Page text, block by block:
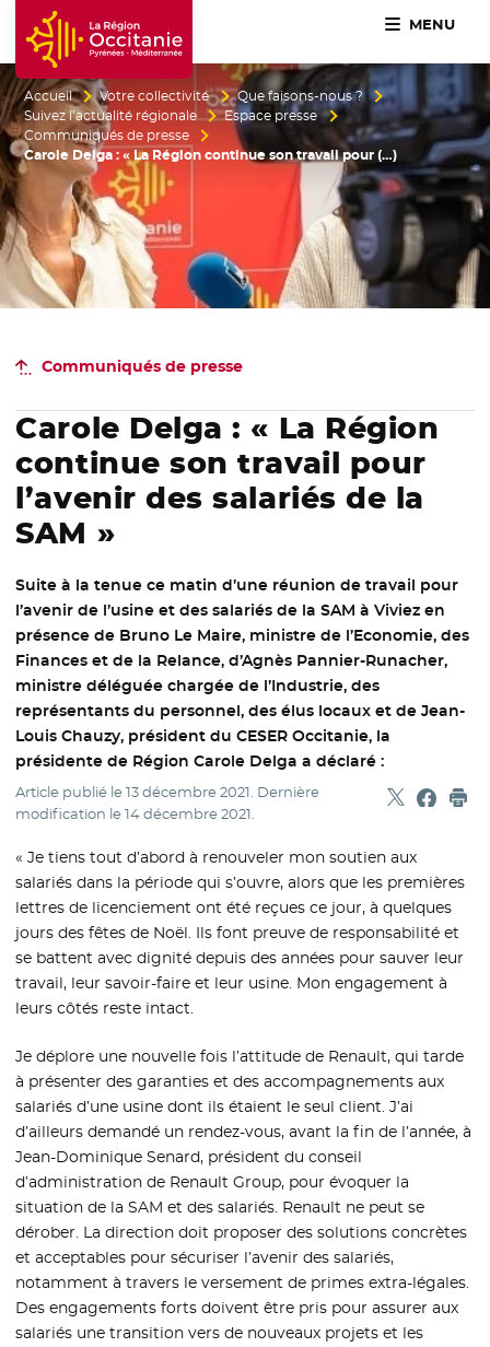
Accueil Région Occitanie / Pyrénées-Méditerranée
MENU
Accueil Votre collectivité
Que faisons-nous ?
Suivez l’actualité régionale
Espace presse
Communiqués de presse
Carole Delga : « La Région continue son travail pour (…)
Communiqués de presse
Carole Delga : « La Région
continue son travail pour
l’avenir des salariés de la
SAM »
Suite à la tenue ce matin d’une réunion de travail pour
l’avenir de l’usine et des salariés de la SAM à Viviez en
présence de Bruno Le Maire, ministre de l’Economie, des
Finances et de la Relance, d’Agnès Pannier-Runacher,
ministre déléguée chargée de l’Industrie, des
représentants du personnel, des élus locaux et de Jean-
Louis Chauzy, président du CESER Occitanie, la
présidente de Région Carole Delga a déclaré :
Article publié le13 décembre 2021. Dernière
modification le14 décembre 2021. Partager
- Nouvelle
-
« Je tiens tout d’abord à renouveler mon soutien aux
salariés dans la période qui s’ouvre, alors que les premières
lettres de licenciement ont été reçues ce jour, à quelques
jours des fêtes de Noël. Ils font preuve de responsabilité et
se battent avec dignité depuis des années pour sauver leur
travail, leur savoir-faire et leur usine. Mon engagement à
leurs côtés reste intact.
Je déplore une nouvelle fois l’attitude de Renault, qui tarde
à présenter des garanties et des accompagnements aux
salariés d’une usine dont ils étaient le seul client. J’ai
d’ailleurs demandé un rendez-vous, avant la fin de l’année, à
Jean-Dominique Senard, président du conseil
d’administration de Renault Group, pour évoquer la
situation de la SAM et des salariés. Renault ne peut se
dérober. La direction doit proposer des solutions concrètes
et acceptables pour sécuriser l’avenir des salariés,
notamment à travers le versement de primes extra-légales.
Des engagements forts doivent être pris pour assurer aux
salariés une transition vers de nouveaux projets et les